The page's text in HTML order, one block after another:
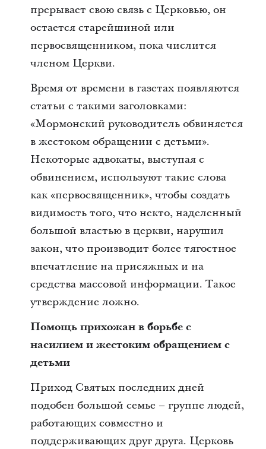
прерывает свою связь с Церковью, он
остается старейшиной или
первосвященником, пока числится
членом Церкви.
Время от времени в газетах появляются
статьи с такими заголовками:
«Мормонский руководитель обвиняется
в жестоком обращении с детьми».
Некоторые адвокаты, выступая с
обвинением, используют такие слова
как «первосвященник», чтобы создать
видимость того, что некто, наделенный
большой властью в церкви, нарушил
закон, что производит более тягостное
впечатление на присяжных и на
средства массовой информации. Такое
утверждение ложно.
Помощь прихожан в борьбе с
насилием и жестоким обращением с
детьми
Приход Святых последних дней
подобен большой семье – группе людей,
работающих совместно и
поддерживающих друг друга. Церковь